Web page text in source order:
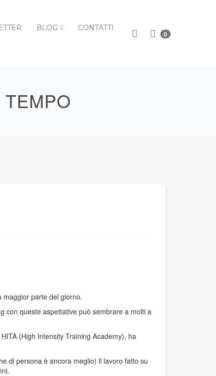
BLOG CONTATTI
0
maggior parte del giorno.
con queste aspettative può sembrare a molti a
(High Intensity Training Academy), ha
di persona è ancora meglio) il lavoro fatto su